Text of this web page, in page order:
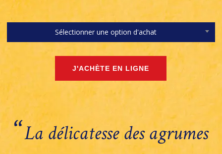
Sélectionner une option d'achat
‘‘La délicatesse des agrumes